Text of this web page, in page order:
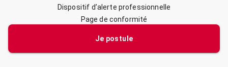
Je postule
Dispositif d’alerte professionnelle
Page de conformité
© 2026 CRIT